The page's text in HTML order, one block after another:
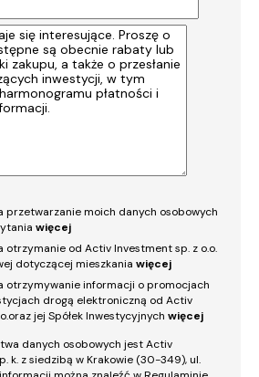
przetwarzanie moich danych osobowych
więcej
otrzymanie od Activ Investment sp. z o.o.
dotyczącej mieszkaniawięcej
otrzymywanie informacji o promocjach
drogą elektroniczną od Activ
jej Spółek Inwestycyjnychwięcej
danych osobowych jest Activ
k. z siedzibą w Krakowie (30-349), ul.